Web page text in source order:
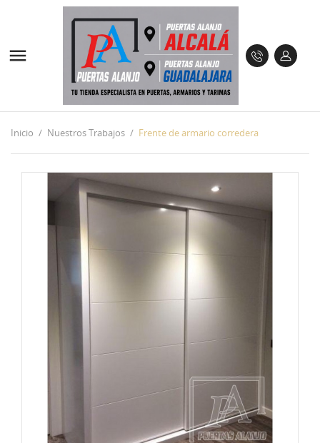

Inicio Nuestros Trabajos Frente de armario corredera